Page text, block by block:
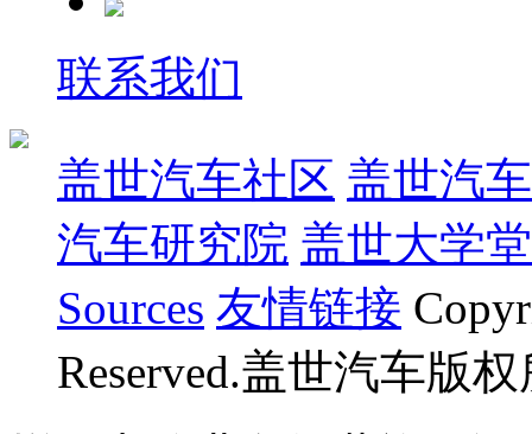
联系我们
盖世汽车社区 盖世汽
汽车研究院 盖世大学堂
Sources 友情链接
Reserved.盖世汽车版